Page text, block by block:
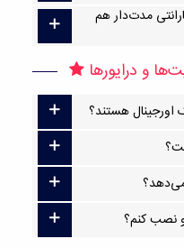
مدت‌دار هم
و درایورها
اورجینال هستند؟
و نصب کنم؟